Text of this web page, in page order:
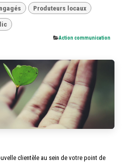
Produteurs locaux
​Action communication
clientèle au sein de votre point de